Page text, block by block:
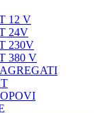
12 V
24V
230V
380 V